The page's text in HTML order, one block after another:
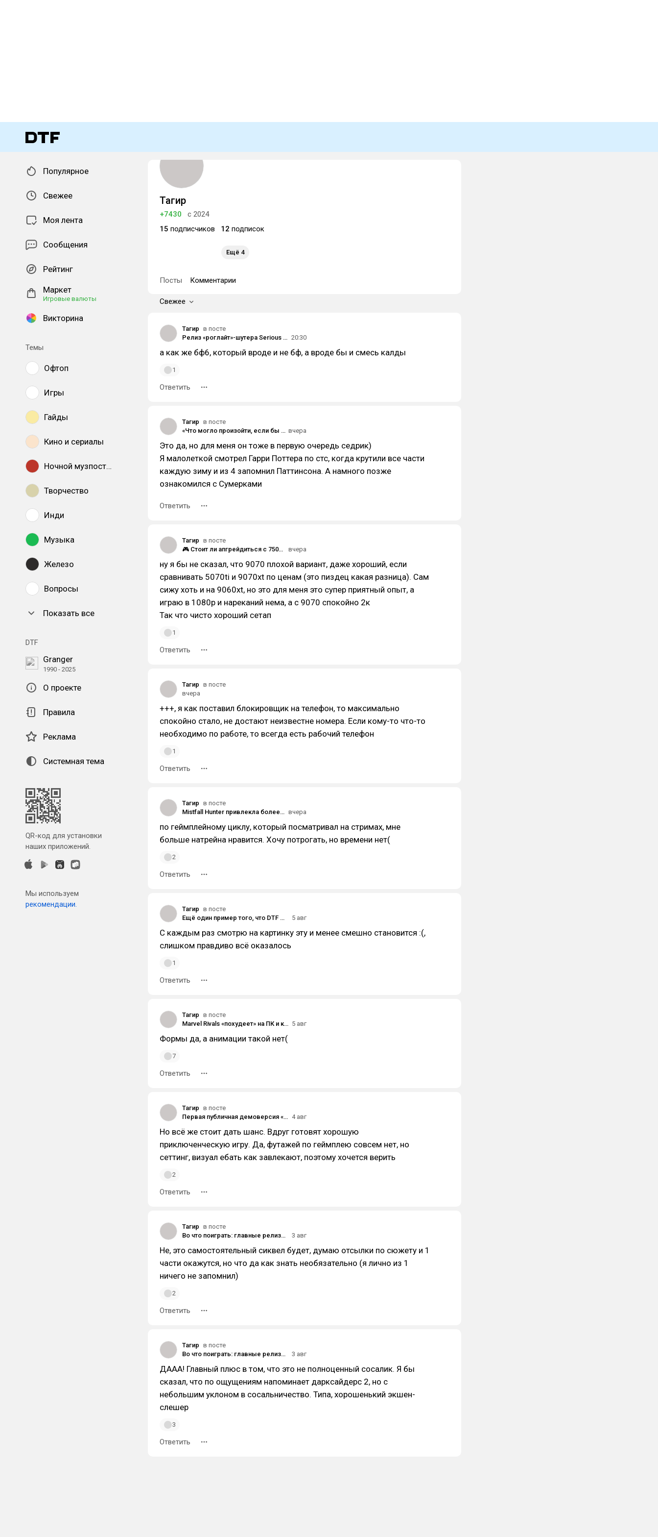
Популярное
Свежее
Моя лента
Сообщения
Рейтинг
Маркет
Игровые валюты
Викторина
Темы
Офтоп
Игры
Гайды
Кино и сериалы
Ночной музпостинг
Творчество
Инди
Музыка
Железо
Вопросы
Показать все
DTF
Granger
1990 - 2025
О проекте
Правила
Реклама
Системная тема
QR-код для установки
наших приложений.
Мы используем
рекомендации.
Тагир
+7430
с 2024
15 подписчиков 12 подписок
Ещё 4
Посты Комментарии
Свежее
Тагир в посте
Релиз «роглайт»-шутера Serious Sam: Shatterverse состоится 31 августа — трейлер 20:30
а как же бф6, который вроде и не бф, а вроде бы и смесь калды
1
Ответить
Тагир в посте
«Что могло произойти, если бы меня там не было?»: трейлер «Прайм-тайма» — фильма с Робертом Паттинсоном о ведущем телешоу про охоту на педофилов вчера
Это да, но для меня он тоже в первую очередь седрик)
Я малолеткой смотрел Гарри Поттера по стс, когда крутили все части
каждую зиму и из 4 запомнил Паттинсона. А намного позже
ознакомился с Сумерками
Ответить
Тагир в посте
🎮 Стоит ли апгрейдиться с 7500F на 7800X3D?
вчера
ну я бы не сказал, что 9070 плохой вариант, даже хороший, если
сравнивать 5070ti и 9070xt по ценам (это пиздец какая разница). Сам
сижу хоть и на 9060xt, но это для меня это супер приятный опыт, а
играю в 1080p и нареканий нема, а с 9070 спокойно 2к
Так что чисто хороший сетап
1
Ответить
Тагир в посте
вчера
+++, я как поставил блокировщик на телефон, то максимально
спокойно стало, не достают неизвестне номера. Если кому-то что-то
необходимо по работе, то всегда есть рабочий телефон
1
Ответить
Тагир в посте
Mistfall Hunter привлекла более миллиона игроков вчера
по геймплейному циклу, который посматривал на стримах, мне
больше натрейна нравится. Хочу потрогать, но времени нет(
2
Ответить
Тагир в посте
Ещё один пример того, что DTF может быть платформой для разработчиков, если бы Комитет занялся этим вопросом.
5 авг
С каждым раз смотрю на картинку эту и менее смешно становится :(,
слишком правдиво всё оказалось
1
Ответить
Тагир в посте
Marvel Rivals «похудеет» на ПК и консолях 5 авг
Формы да, а анимации такой нет(
7
Ответить
Тагир в посте
Первая публичная демоверсия «Войны Миров: Сибирь» станет доступна на «Comic Con Игромир 2026» 4 авг
Но всё же стоит дать шанс. Вдруг готовят хорошую
приключенческую игру. Да, футажей по геймплею совсем нет, но
сеттинг, визуал ебать как завлекают, поэтому хочется верить
2
Ответить
Тагир в посте
Во что поиграть: главные релизы августа 2026
3 авг
Не, это самостоятельный сиквел будет, думаю отсылки по сюжету и 1
части окажутся, но что да как знать необязательно (я лично из 1
ничего не запомнил)
2
Ответить
Тагир в посте
Во что поиграть: главные релизы августа 2026
3 авг
ДААА! Главный плюс в том, что это не полноценный сосалик. Я бы
сказал, что по ощущениям напоминает дарксайдерс 2, но с
небольшим уклоном в сосальничество. Типа, хорошенький экшен-
слешер
3
Ответить